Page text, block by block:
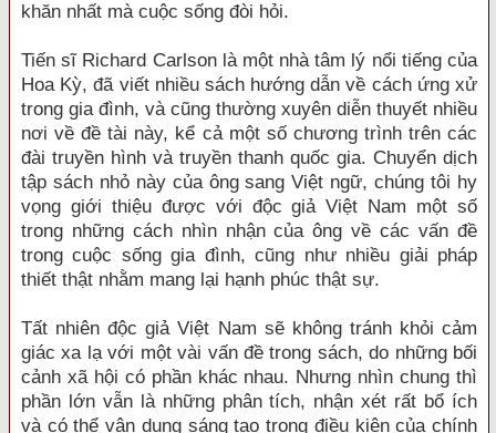
khăn nhất mà cuộc sống đòi hỏi.
Tiến sĩ Richard Carlson là một nhà tâm lý nổi tiếng của
Hoa Kỳ, đã viết nhiều sách hướng dẫn về cách ứng xử
trong gia đình, và cũng thường xuyên diễn thuyết nhiều
nơi về đề tài này, kể cả một số chương trình trên các
đài truyền hình và truyền thanh quốc gia. Chuyển dịch
tập sách nhỏ này của ông sang Việt ngữ, chúng tôi hy
vọng giới thiệu được với độc giả Việt Nam một số
trong những cách nhìn nhận của ông về các vấn đề
trong cuộc sống gia đình, cũng như nhiều giải pháp
thiết thật nhằm mang lại hạnh phúc thật sự.
Tất nhiên độc giả Việt Nam sẽ không tránh khỏi cảm
giác xa lạ với một vài vấn đề trong sách, do những bối
cảnh xã hội có phần khác nhau. Nhưng nhìn chung thì
phần lớn vẫn là những phân tích, nhận xét rất bổ ích
và có thể vận dụng sáng tạo trong điều kiện của chính